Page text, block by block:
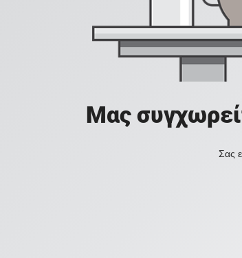
Μας
Σας